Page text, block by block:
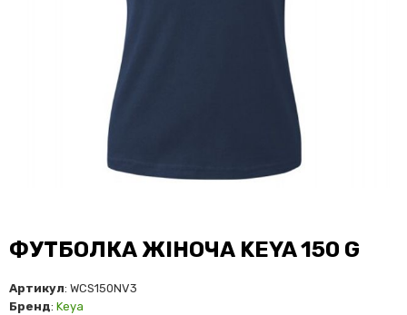
ФУТБОЛКА ЖІНОЧА KEYA 150 G
Артикул: WCS150NV3
Бренд: Keya